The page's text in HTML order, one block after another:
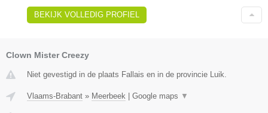
BEKIJK VOLLEDIG PROFIEL
Clown Mister Creezy
Niet gevestigd in de plaats Fallais en in de provincie Luik.
Vlaams-Brabant » Meerbeek Google maps ▼